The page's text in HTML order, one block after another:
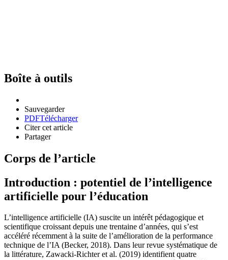
Boîte à outils
Sauvegarder
PDFTélécharger
Citer cet article
Partager
Corps de l’article
Introduction : potentiel de l’intelligence
artificielle pour l’éducation
L’intelligence artificielle (IA) suscite un intérêt pédagogique et
scientifique croissant depuis une trentaine d’années, qui s’est
accéléré récemment à la suite de l’amélioration de la performance
technique de l’IA (Becker, 2018). Dans leur revue systématique de
la littérature, Zawacki-Richter et al. (2019) identifient quatre